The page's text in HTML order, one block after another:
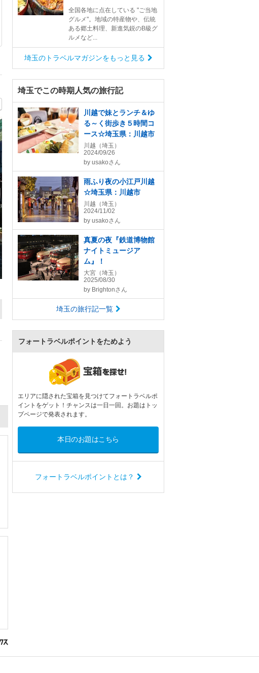
全国各地に点在している "ご当地
グルメ"。地域の特産物や、伝統
ある郷土料理、新進気鋭のB級グ
ルメなど...
埼玉のトラベルマガジンをもっと見る
埼玉でこの時期人気の旅行記
川越で妹とランチ＆ゆ
る～く街歩き５時間コ
ース☆埼玉県：川越市
川越（埼玉）
2024/09/26
by usakoさん
雨ふり夜の小江戸川越
☆埼玉県：川越市
川越（埼玉）
2024/11/02
by usakoさん
真夏の夜『鉄道博物館
ナイトミュージア
ム』！
大宮（埼玉）
2025/08/30
by Brightonさん
埼玉の旅行記一覧
フォートラベルポイントをためよう
エリアに隠された宝箱を見つけてフォートラベルポ
イントをゲット！チャンスは一日一回。お題はトッ
プページで発表されます。
本日のお題はこちら
フォートラベルポイントとは？